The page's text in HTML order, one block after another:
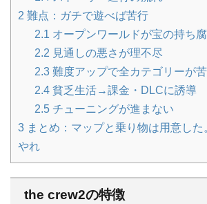
2 難点：ガチで遊べば苦行
2.1 オープンワールドが宝の持ち
2.2 見通しの悪さが理不尽
2.3 難度アップで全カテゴリーが
2.4 貧乏生活→課金・DLCに誘導
2.5 チューニングが進まない
3 まとめ：マップと乗り物は用意した
やれ
the crew2の特徴